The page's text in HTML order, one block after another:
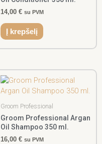
14,00 € su PVM
Į krepšelį
Groom Professional
Groom Professional Argan
Oil Shampoo 350 ml.
16,00 € su PVM